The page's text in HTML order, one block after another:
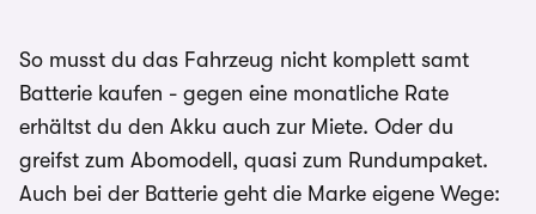
So musst du das Fahrzeug nicht komplett samt
Batterie kaufen - gegen eine monatliche Rate
erhältst du den Akku auch zur Miete. Oder du
greifst zum Abomodell, quasi zum Rundumpaket.
Auch bei der Batterie geht die Marke eigene Wege: